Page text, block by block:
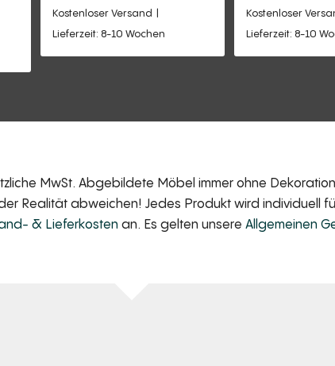
Kostenloser Versand
Lieferzeit: 8-10 Wochen
Kostenloser
Lieferzeit: 8-10
MwSt. Abgebildete Möbel immer ohne
Realität abweichen! Jedes Produkt wird individuell
& Lieferkosten an. Es gelten unsere Allgemeinen